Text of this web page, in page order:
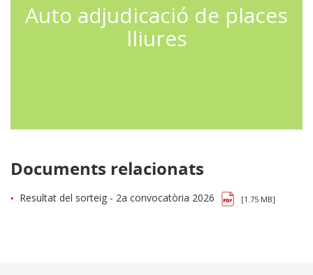
Auto adjudicació de places
lliures
Documents relacionats
Resultat del sorteig - 2a convocatòria 2026 [1.75 MB]